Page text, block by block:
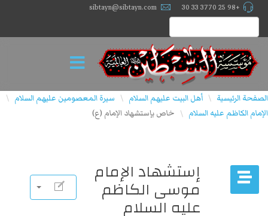
+98 25 3770 33 30
sibtayn@sibtayn.com
الصفحة الرئيسية \ أهل البيت عليهم السلام \ سيرة المعصومين عليهم السلام \
الإمام الكاظم عليه السلام \ خاص بإستشهاد الإمام (ع)
إستشهاد الإمام
موسى الكاظم
عليه السلام